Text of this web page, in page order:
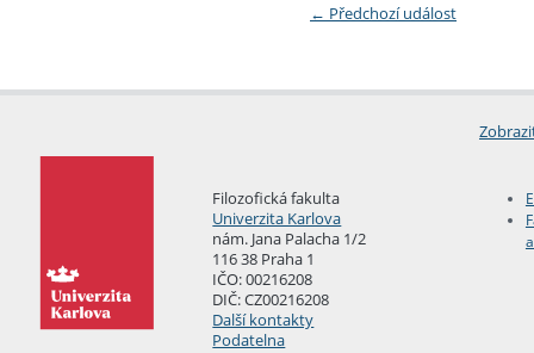
← Předchozí událost
Filozofická fakulta
Univerzita Karlova
nám. Jana Palacha 1/2
116 38 Praha 1
IČO: 00216208
DIČ: CZ00216208
Další kontakty
Podatelna